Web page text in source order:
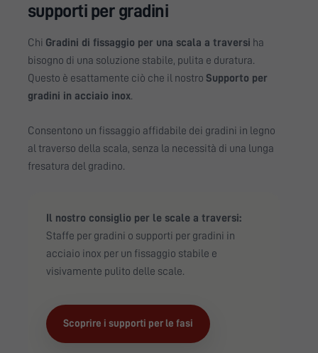
supporti per gradini
Chi Gradini di fissaggio per una scala a traversi ha
bisogno di una soluzione stabile, pulita e duratura.
Questo è esattamente ciò che il nostro Supporto per
gradini in acciaio inox.
Consentono un fissaggio affidabile dei gradini in legno
al traverso della scala, senza la necessità di una lunga
fresatura del gradino.
Il nostro consiglio per le scale a traversi:
Staffe per gradini o supporti per gradini in
acciaio inox per un fissaggio stabile e
visivamente pulito delle scale.
Scoprire i supporti per le fasi